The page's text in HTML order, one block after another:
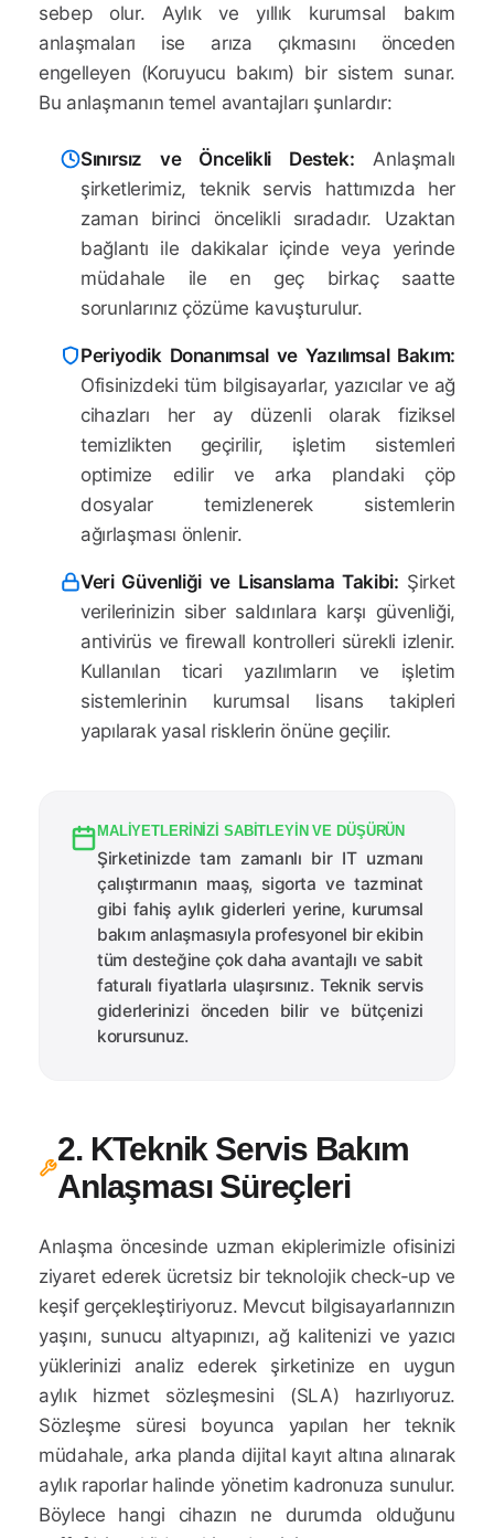
sebep olur. Aylık ve yıllık kurumsal bakım
anlaşmaları ise arıza çıkmasını önceden
engelleyen (Koruyucu bakım) bir sistem sunar.
Bu anlaşmanın temel avantajları şunlardır:
Sınırsız ve Öncelikli Destek: Anlaşmalı
şirketlerimiz, teknik servis hattımızda her
zaman birinci öncelikli sıradadır. Uzaktan
bağlantı ile dakikalar içinde veya yerinde
müdahale ile en geç birkaç saatte
sorunlarınız çözüme kavuşturulur.
Periyodik Donanımsal ve Yazılımsal Bakım:
Ofisinizdeki tüm bilgisayarlar, yazıcılar ve ağ
cihazları her ay düzenli olarak fiziksel
temizlikten geçirilir, işletim sistemleri
optimize edilir ve arka plandaki çöp
dosyalar temizlenerek sistemlerin
ağırlaşması önlenir.
Veri Güvenliği ve Lisanslama Takibi: Şirket
verilerinizin siber saldırılara karşı güvenliği,
antivirüs ve firewall kontrolleri sürekli izlenir.
Kullanılan ticari yazılımların ve işletim
sistemlerinin kurumsal lisans takipleri
yapılarak yasal risklerin önüne geçilir.
MALIYETLERINIZI SABITLEYIN VE DÜŞÜRÜN
Şirketinizde tam zamanlı bir IT uzmanı
çalıştırmanın maaş, sigorta ve tazminat
gibi fahiş aylık giderleri yerine, kurumsal
bakım anlaşmasıyla profesyonel bir ekibin
tüm desteğine çok daha avantajlı ve sabit
faturalı fiyatlarla ulaşırsınız. Teknik servis
giderlerinizi önceden bilir ve bütçenizi
korursunuz.
2. KTeknik Servis Bakım
Anlaşması Süreçleri
Anlaşma öncesinde uzman ekiplerimizle ofisinizi
ziyaret ederek ücretsiz bir teknolojik check-up ve
keşif gerçekleştiriyoruz. Mevcut bilgisayarlarınızın
yaşını, sunucu altyapınızı, ağ kalitenizi ve yazıcı
yüklerinizi analiz ederek şirketinize en uygun
aylık hizmet sözleşmesini (SLA) hazırlıyoruz.
Sözleşme süresi boyunca yapılan her teknik
müdahale, arka planda dijital kayıt altına alınarak
aylık raporlar halinde yönetim kadronuza sunulur.
Böylece hangi cihazın ne durumda olduğunu